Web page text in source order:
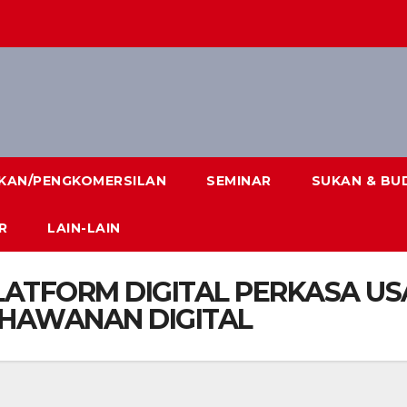
PENGKOMERSILAN SEMINAR SUKAN &
LAIN-LAIN
DIGITAL PERKASA
DIGITAL